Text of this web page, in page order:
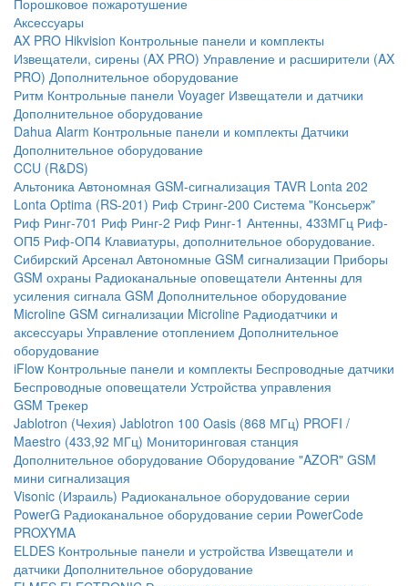
Порошковое пожаротушение
Аксессуары
AX PRO Hikvision Контрольные панели и комплекты
Извещатели, сирены (AX PRO) Управление и расширители (AX
PRO) Дополнительное оборудование
Ритм Контрольные панели Voyager Извещатели и датчики
Дополнительное оборудование
Dahua Alarm Контрольные панели и комплекты Датчики
Дополнительное оборудование
CCU (R&DS)
Альтоника Автономная GSM-сигнализация TAVR Lonta 202
Lonta Optima (RS-201) Риф Стринг-200 Система "Консьерж"
Риф Ринг-701 Риф Ринг-2 Риф Ринг-1 Антенны, 433МГц Риф-
ОП5 Риф-ОП4 Клавиатуры, дополнительное оборудование.
Сибирский Арсенал Автономные GSM сигнализации Приборы
GSM охраны Радиоканальные оповещатели Антенны для
усиления сигнала GSM Дополнительное оборудование
Microline GSM cигнализации Microline Радиодатчики и
аксессуары Управление отоплением Дополнительное
оборудование
iFlow Контрольные панели и комплекты Беспроводные датчики
Беспроводные оповещатели Устройства управления
GSM Трекер
Jablotron (Чехия) Jablotron 100 Oasis (868 МГц) PROFI /
Maestro (433,92 МГц) Мониторинговая станция
Дополнительное оборудование Оборудование "AZOR" GSM
мини сигнализация
Visonic (Израиль) Радиоканальное оборудование серии
PowerG Радиоканальное оборудование серии PowerCode
PROXYMA
ELDES Контрольные панели и устройства Извещатели и
датчики Дополнительное оборудование